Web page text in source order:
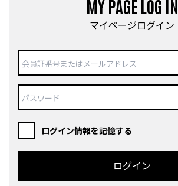
MY PAGE LOG IN
マイページログイン
ログイン情報を記憶する
ログイン